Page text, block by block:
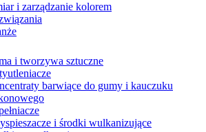
i zarządzanie kolorem
i tworzywa sztuczne
barwiące do gumy i kauczuku
i środki wulkanizujące